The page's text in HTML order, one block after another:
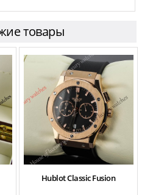
товары
Hublot Classic Fusion